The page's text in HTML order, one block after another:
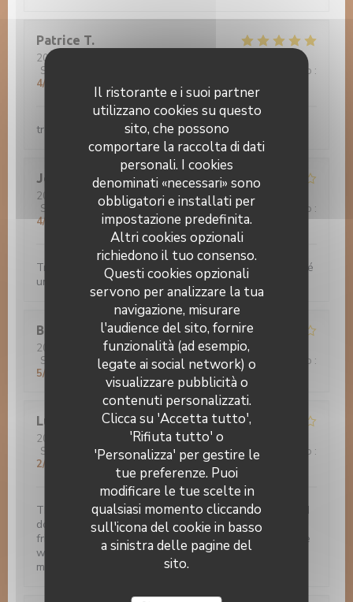
Il ristorante e i suoi partner
utilizzano cookies su questo
sito, che possono
comportare la raccolta di dati
personali. I cookies
denominati «necessari» sono
obbligatori e installati per
impostazione predefinita.
Altri cookies opzionali
richiedono il tuo consenso.
Questi cookies opzionali
servono per analizzare la tua
navigazione, misurare
l'audience del sito, fornire
funzionalità (ad esempio,
legate ai social network) o
visualizzare pubblicità o
contenuti personalizzati.
Clicca su 'Accetta tutto',
'Rifiuta tutto' o
'Personalizza' per gestire le
tue preferenze. Puoi
modificare le tue scelte in
qualsiasi momento cliccando
sull'icona del cookie in basso
a sinistra delle pagine del
sito.
Patrice T
2022-12-06
Servizio
Qualità / Prezzo :
4/5
très bien 0 default
Jocelyne
F
2022-11-30
- 20:00 - Ospiti 3
Servizio
/5 Atmosfera: 4 /5 Cucina:4/5 Qualità / Prezzo :
4/5
Très bon accueil. Bonnes nourriture. Nous avons passé
un bon moment
Bruno
2022-11-29
- 20:00 - Ospiti 3
Servizio
/5 Atmosfera:3/5 Cucina:5/5 Qualità / Prezzo :
5/5
Luis
2022-11-28
- 21:45 - Ospiti 1
Servizio
/5 Atmosfera:1/5 Cucina:1/5 Qualità / Prezzo :
2/5
The photos are misleading. The food is very basic and
does not worth the visit. Although the staff is very
friendly, I've asked half a bottle and I'm pretty sure the
wine was not what I've asked but could not expect
much from this place.
Le 14 Juillet